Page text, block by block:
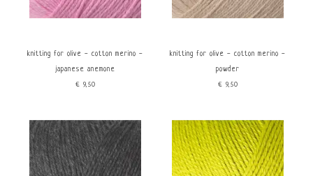
Kleur
Roze
Bruin
Merk
Eco gecertificeerd
€0 €10
knitting for olive - cotton merino -
japanese anemone
€9,50
knitting for olive - cotton merino -
powder
€9,50